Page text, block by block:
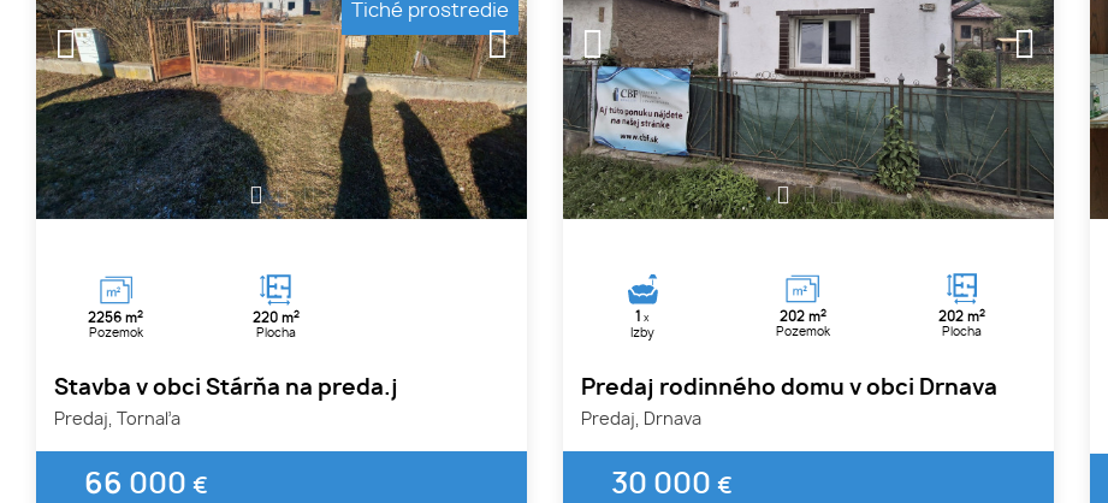
1 2 3
2256 m2
Pozemok
220 m2
Plocha
Stavba v obci Stárňa na preda.j
Predaj, Tornaľa
66 000 €
Tiché prostredie
1 2 3
1x
Izby
202 m2
Pozemok
202 m2
Plocha
Predaj rodinného domu v obci Drnava
Predaj, Drnava
30 000 €